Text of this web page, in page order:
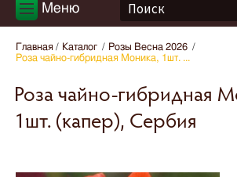
Меню
Главная Каталог
Розы Весна 2026
Роза чайно-гибридная Моника, 1шт. ...
Роза чайно-гибридная
1шт. (капер), Сербия